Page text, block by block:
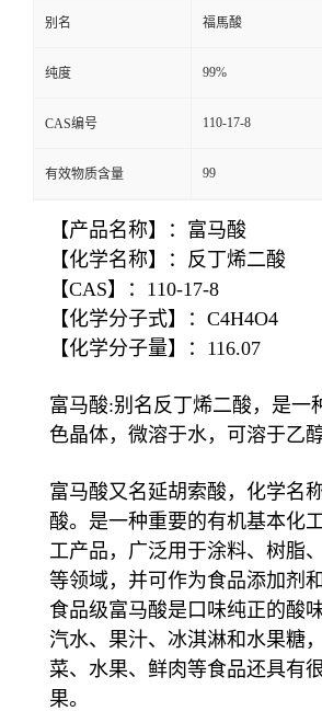
别名 福馬酸
纯度 99%
CAS编号 110-17-8
有效物质含量 99
【产品名称】：富马酸
【化学名称】：反丁烯二酸
【CAS】：110-17-8
【化学分子式】：
【化学分子量】：116.07
富马酸:别名反丁烯二酸，是一
色晶体，微溶于水，可溶于乙醇
富马酸又名延胡索酸，化学名
酸。是一种重要的有机基本化
工产品，广泛用于涂料、树脂
等领域，并可作为食品添加剂
食品级富马酸是口味纯正的酸
汽水、果汁、冰淇淋和水果糖
菜、水果、鲜肉等食品还具有
果。